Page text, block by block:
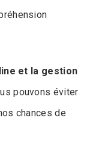
et la gestion
pouvons éviter
chances de